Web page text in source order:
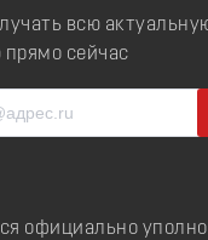
всю
сейчас
официально